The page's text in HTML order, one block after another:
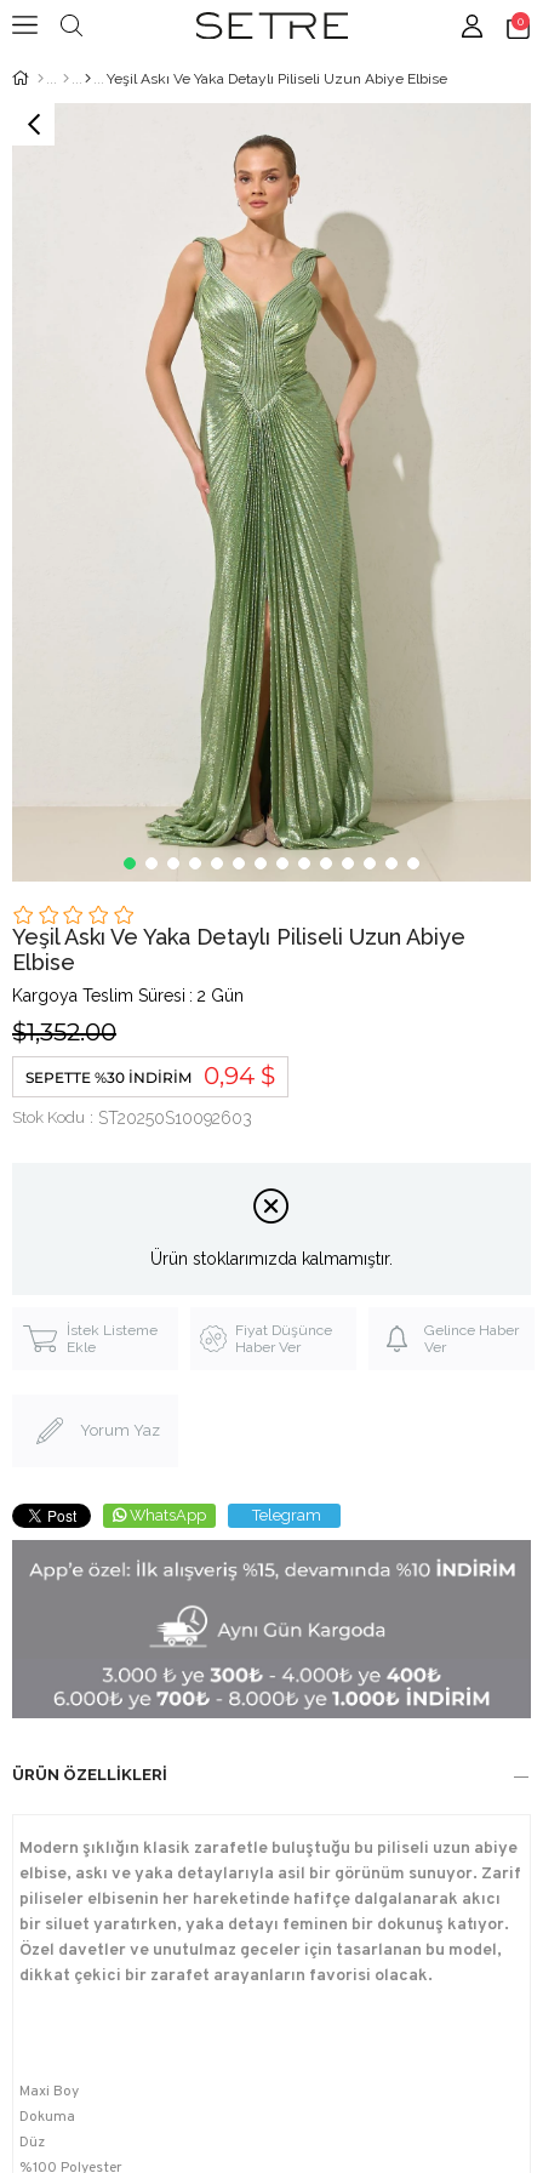
0
Yeşil Askı Ve Yaka Detaylı Piliseli Uzun Abiye Elbise
Yeşil Askı Ve Yaka Detaylı Piliseli Uzun Abiye
Elbise
Kargoya Teslim Süresi : 2 Gün
$1,352.00
SEPETTE %30 İNDIRIM 0,94 $
Stok Kodu ST20250S10092603
Ürün stoklarımızda kalmamıştır.
İstek Listeme
Ekle
Fiyat Düşünce
Haber Ver
Gelince Haber
Ver
Yorum Yaz
WhatsApp Telegram
ÜRÜN ÖZELLIKLERI
Modern şıklığın klasik zarafetle buluştuğu bu piliseli uzun abiye
elbise, askı ve yaka detaylarıyla asil bir görünüm sunuyor. Zarif
piliseler elbisenin her hareketinde hafifçe dalgalanarak akıcı
bir siluet yaratırken, yaka detayı feminen bir dokunuş katıyor.
Özel davetler ve unutulmaz geceler için tasarlanan bu model,
dikkat çekici bir zarafet arayanların favorisi olacak.
Maxi Boy
Dokuma
Düz
%100 Polyester